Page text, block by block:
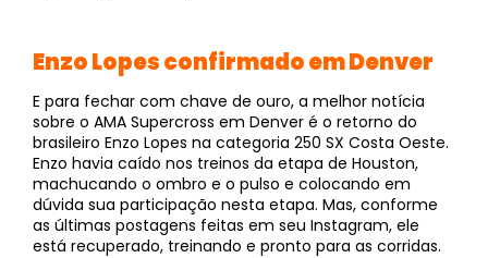
Enzo Lopes confirmado em Denver
E para fechar com chave de ouro, a melhor notícia
sobre o AMA Supercross em Denver é o retorno do
brasileiro Enzo Lopes na categoria 250 SX Costa Oeste.
Enzo havia caído nos treinos da etapa de Houston,
machucando o ombro e o pulso e colocando em
dúvida sua participação nesta etapa. Mas, conforme
as últimas postagens feitas em seu Instagram, ele
está recuperado, treinando e pronto para as corridas.